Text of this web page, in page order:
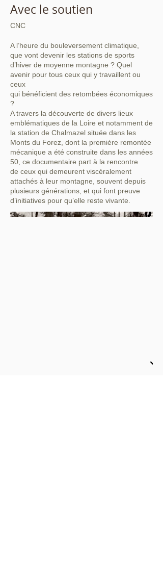
Avec le soutien
CNC
A l’heure du bouleversement climatique,
que vont devenir les stations de sports
d’hiver de moyenne montagne ? Quel
avenir pour tous ceux qui y travaillent ou
ceux
qui bénéficient des retombées économiques
?
A travers la découverte de divers lieux
emblématiques de la Loire et notamment de
la station de Chalmazel située dans les
Monts du Forez, dont la première remontée
mécanique a été construite dans les années
50, ce documentaire part à la rencontre
de ceux qui demeurent viscéralement
attachés à leur montagne, souvent depuis
plusieurs générations, et qui font preuve
d’initiatives pour qu’elle reste vivante.